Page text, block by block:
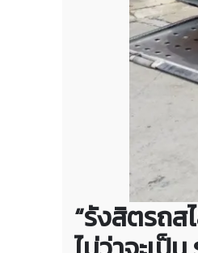
“รังสิตรถ